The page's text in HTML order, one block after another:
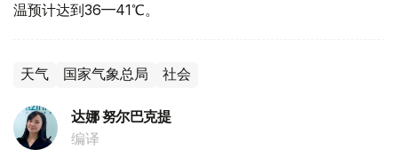
温预计达到36—41℃。
天气 国家气象总局 社会
达娜 努尔巴克提
编译